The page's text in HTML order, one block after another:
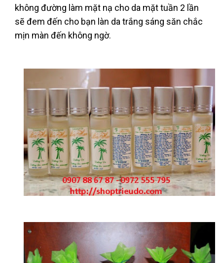
không đường làm mặt nạ cho da mặt tuần 2 lần
sẽ đem đến cho bạn làn da trắng sáng săn chắc
mịn màn đến không ngờ.